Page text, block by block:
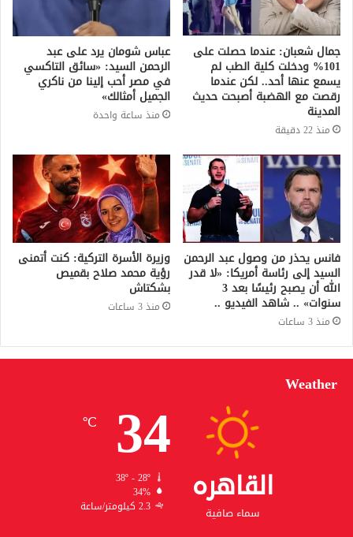
جمال شعبان: عندما حصلت على
101% ودخلت كلية الطب لم
يسمع عنها أحد.. لكن عندما
رقصت مع الهضبة أصبحت حديث
المدينة
منذ 22 دقيقة
عباس شومان يرد على عبد
الرحمن السيد: «سائق التاكسي
في مصر أحب إلينا من ناكري
الجميل أمثالك»
منذ ساعة واحدة
فانس يحذر من وصول عبد الرحمن
السيد إلى رئاسة أمريكا: «لا قدر
الله أن يصبح رئيسًا بعد 3
سنوات» .. شاهد الفيديو ..
منذ 3 ساعات
وزيرة الأسرة التركية: كنت أتمنى
رؤية محمد صلاح بقميص
بشكتاش
منذ 3 ساعات
Weather
القاهره
سماء صافية
34
℃
38º - 28º
34%
2.3 كيلومتر/ساعة